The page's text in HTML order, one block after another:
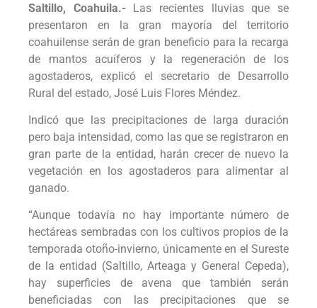
Saltillo, Coahuila.- Las recientes lluvias que se
presentaron en la gran mayoría del territorio
coahuilense serán de gran beneficio para la recarga
de mantos acuíferos y la regeneración de los
agostaderos, explicó el secretario de Desarrollo
Rural del estado, José Luis Flores Méndez.
Indicó que las precipitaciones de larga duración
pero baja intensidad, como las que se registraron en
gran parte de la entidad, harán crecer de nuevo la
vegetación en los agostaderos para alimentar al
ganado.
“Aunque todavía no hay importante número de
hectáreas sembradas con los cultivos propios de la
temporada otoño-invierno, únicamente en el Sureste
de la entidad (Saltillo, Arteaga y General Cepeda),
hay superficies de avena que también serán
beneficiadas con las precipitaciones que se